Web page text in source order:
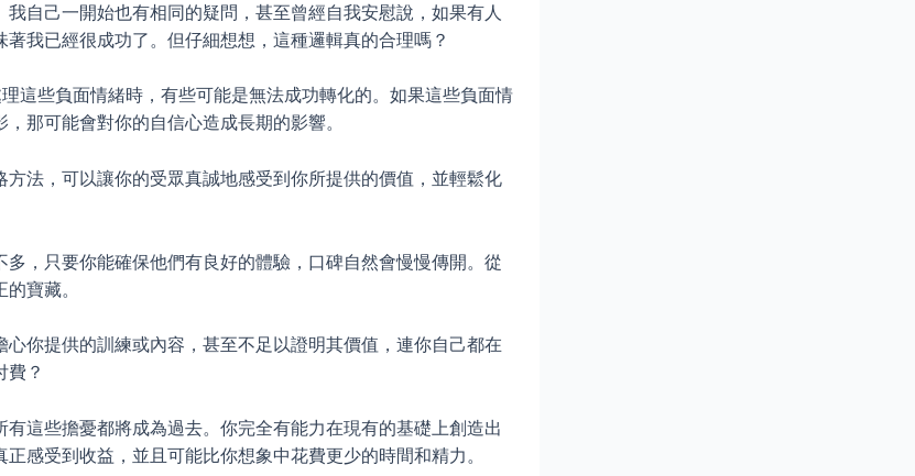
自己一開始也有相同的疑問，甚至曾經自我安慰說，如果有人
我已經很成功了。但仔細想想，這種邏輯真的合理嗎？
這些負面情緒時，有些可能是無法成功轉化的。如果這些負面情
那可能會對你的自信心造成長期的影響。
方法，可以讓你的受眾真誠地感受到你所提供的價值，並輕鬆化
多，只要你能確保他們有良好的體驗，口碑自然會慢慢傳開。從
寶藏。
心你提供的訓練或內容，甚至不足以證明其價值，連你自己都在
費？
有這些擔憂都將成為過去。你完全有能力在現有的基礎上創造出
感受到收益，並且可能比你想象中花費更少的時間和精力。